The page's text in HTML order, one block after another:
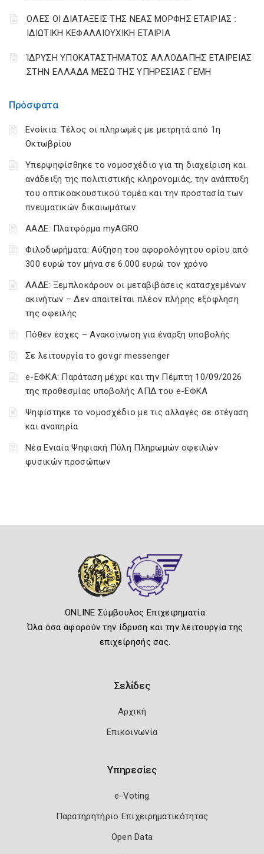
Πρόσφατα
Ενοίκια: Τέλος οι πληρωμές με μετρητά από 1η
Οκτωβρίου
Υπερψηφίσθηκε το νομοσχέδιο για τη διαχείριση και
ανάδειξη της πολιτιστικής κληρονομιάς, την ανάπτυξη
του οπτικοακουστικού τομέα και την προστασία των
πνευματικών δικαιωμάτων
ΑΑΔΕ: Πλατφόρμα myAGRO
Φιλοδωρήματα: Αύξηση του αφορολόγητου ορίου από
300 ευρώ τον μήνα σε 6.000 ευρώ τον χρόνο
ΑΑΔΕ: Ξεμπλοκάρουν οι μεταβιβάσεις κατασχεμένων
ακινήτων – Δεν απαιτείται πλέον πλήρης εξόφληση
της οφειλής
Πόθεν έσχες – Ανακοίνωση για έναρξη υποβολής
Σε λειτουργία το gov.gr messenger
e-ΕΦΚΑ: Παράταση μέχρι και την Πέμπτη 10/09/2026
της προθεσμίας υποβολής ΑΠΔ του e-ΕΦΚΑ
Ψηφίστηκε το νομοσχέδιο με τις αλλαγές σε στέγαση
και αναπηρία
Νέα Ενιαία Ψηφιακή Πύλη Πληρωμών οφειλών
φυσικών προσώπων
ΟΛΕΣ ΟΙ ΔΙΑΤΑΞΕΙΣ ΤΗΣ ΝΕΑΣ ΜΟΡΦΗΣ ΕΤΑΙΡΙΑΣ :
ΙΔΙΩΤΙΚΗ ΚΕΦΑΛΑΙΟΥΧΙΚΗ ΕΤΑΙΡΙΑ
ΊΔΡΥΣΗ ΥΠΟΚΑΤΑΣΤΗΜΑΤΟΣ ΑΛΛΟΔΑΠΗΣ ΕΤΑΙΡΕΙΑΣ
ΣΤΗΝ ΕΛΛΑΔΑ ΜΕΣΩ ΤΗΣ ΥΠΗΡΕΣΙΑΣ ΓΕΜΗ
ONLINE Σύμβουλος Επιχειρηματία
Όλα όσα αφορούν την ίδρυση και την λειτουργία της
επιχείρησής σας.
Σελίδες
Αρχική
Επικοινωνία
Υπηρεσίες
e-Voting
Παρατηρητήριο Επιχειρηματικότητας
Open Data